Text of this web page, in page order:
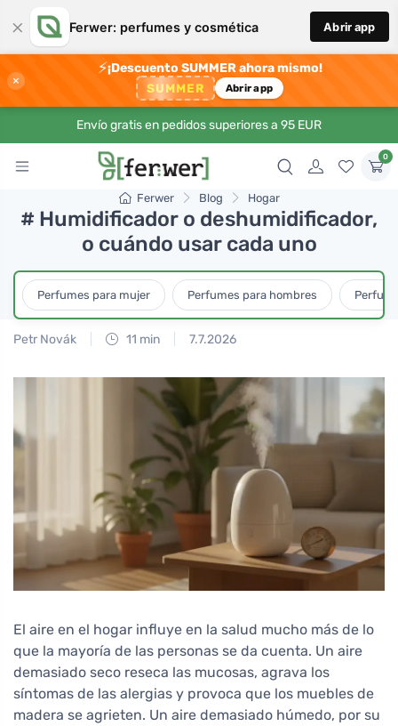
× Ferwer: perfumes y cosmética Abrir app
×
⚡¡Descuento SUMMER ahora mismo!
SUMMER Abrir app
Envío gratis en pedidos superiores a 95 EUR
0
Ferwer Blog Hogar
# Humidificador o deshumidificador,
o cuándo usar cada uno
Perfumes para mujer Perfumes para hombres
Petr Novák 11 min 7.7.2026
El aire en el hogar influye en la salud mucho más de lo
que la mayoría de las personas se da cuenta. Un aire
demasiado seco reseca las mucosas, agrava los
síntomas de las alergias y provoca que los muebles de
madera se agrieten. Un aire demasiado húmedo, por su